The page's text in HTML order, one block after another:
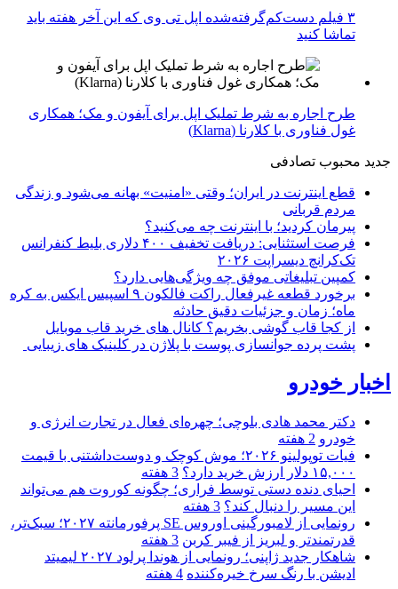
۳ فیلم دست‌کم‌گرفته‌شده اپل تی وی که این آخر هفته باید
تماشا کنید
طرح اجاره به شرط تملیک اپل برای آیفون و مک؛ همکاری
غول فناوری با کلارنا (Klarna)
جدید محبوب تصادفی
قطع اینترنت در ایران؛ وقتی «امنیت» بهانه می‌شود و زندگی
مردم قربانی
پیرمان کردید؛ با اینترنت چه می‌کنید؟
فرصت استثنایی: دریافت تخفیف ۴۰۰ دلاری بلیط کنفرانس
تک‌کرانچ دیسراپت ۲۰۲۶
کمپین تبلیغاتی موفق چه ویژگی‌هایی دارد؟
برخورد قطعه غیرفعال راکت فالکون ۹ اسپیس ایکس به کره
ماه؛ زمان و جزئیات دقیق حادثه
از کجا قاب گوشی بخریم؟ کانال های خرید قاب موبایل
پشت پرده جوانسازی پوست با پلاژن در کلینیک های زیبایی
اخبار خودرو
دکتر محمد هادی بلوچی؛ چهره‌ای فعال در تجارت انرژی و
خودرو 2 هفته
فیات توپولینو ۲۰۲۶؛ موش کوچک و دوست‌داشتنی با قیمت
۱۵,۰۰۰ دلار ارزش خرید دارد؟
3 هفته
احیای دنده دستی توسط فراری؛ چگونه کوروت هم می‌تواند
این مسیر را دنبال کند؟ 3 هفته
رونمایی از لامبورگینی اوروس SE پرفورمانته ۲۰۲۷؛ سبک‌تر،
قدرتمندتر و لبریز از فیبر کربن 3 هفته
شاهکار جدید ژاپنی؛ رونمایی از هوندا پرلود ۲۰۲۷ لیمیتد
ادیشن با رنگ سرخ خیره‌کننده 4 هفته